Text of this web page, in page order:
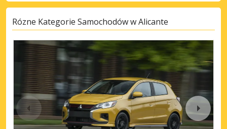
Rózne Kategorie Samochodów w Alicante